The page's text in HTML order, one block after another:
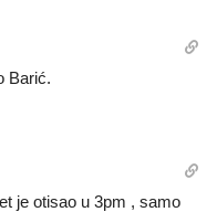
Barić.
je otisao u 3pm , samo